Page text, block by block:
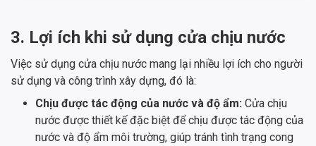
3. Lợi ích khi sử dụng cửa chịu nước
Việc sử dụng cửa chịu nước mang lại nhiều lợi ích cho người
sử dụng và công trình xây dựng, đó là:
Chịu được tác động của nước và độ ẩm: Cửa chịu
nước được thiết kế đặc biệt để chịu được tác động của
nước và độ ẩm môi trường, giúp tránh tình trạng cong